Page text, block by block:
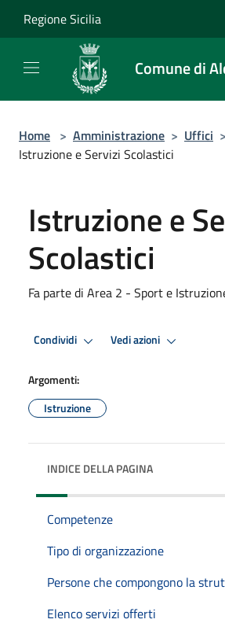
Regione Sicilia
Comune di
Home > Amministrazione > Uffici >
Istruzione e Servizi Scolastici
Istruzione e
Scolastici
Fa parte di Area 2 - Sport e
Condividi Vedi azioni
Argomenti:
Istruzione
INDICE DELLA PAGINA
Competenze
Tipo di organizzazione
Persone che compongono la
Elenco servizi offerti